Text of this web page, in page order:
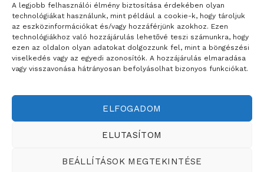
A legjobb felhasználói élmény biztosítása érdekében olyan
technológiákat használunk, mint például a cookie-k, hogy tároljuk
az eszközinformációkat és/vagy hozzáférjünk azokhoz. Ezen
technológiákhoz való hozzájárulás lehetővé teszi számunkra, hogy
ezen az oldalon olyan adatokat dolgozzunk fel, mint a böngészési
viselkedés vagy az egyedi azonosítók. A hozzájárulás elmaradása
vagy visszavonása hátrányosan befolyásolhat bizonyos funkciókat.
ELFOGADOM
ELUTASÍTOM
BEÁLLÍTÁSOK MEGTEKINTÉSE
ÉPÍTŐANYAGOK
MAPEI ECO PRIM GRIP PLUS
ÉPÍTŐANYAGOK
Mapei Primer-G alapozó
Weboldalt készítette:
ÉRTÉKESÍTÉSI TERÜLETEINK